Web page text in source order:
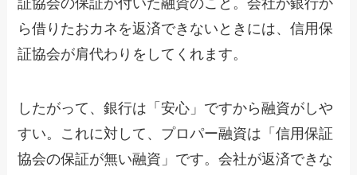
証協会の保証が付いた融資のこと。会社が銀行か
ら借りたおカネを返済できないときには、信用保
証協会が肩代わりをしてくれます。
したがって、銀行は「安心」ですから融資がしや
すい。これに対して、プロパー融資は「信用保証
協会の保証が無い融資」です。会社が返済できな